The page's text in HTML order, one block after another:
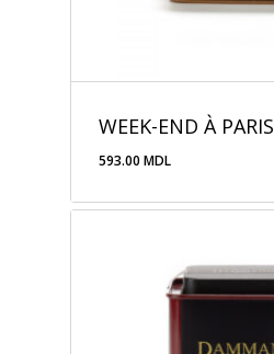
WEEK-END À PARIS
593.00 MDL